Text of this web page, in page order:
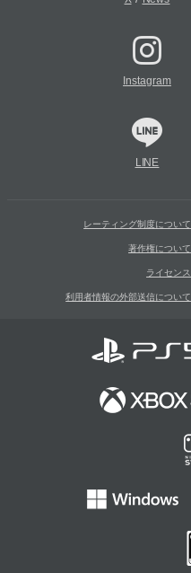
Instagram
LINE
レーティング制度について
著作権について
ライセンス
利用者情報の外部送信について